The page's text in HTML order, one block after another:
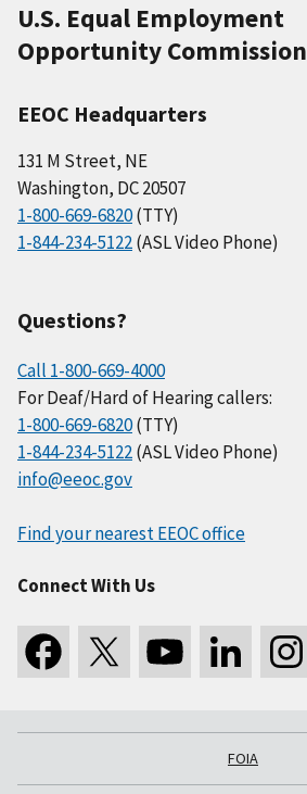
U.S. Equal Employment
Opportunity Commission
EEOC Headquarters
131 M Street, NE
Washington, DC 20507
1-800-669-6820(TTY)
1-844-234-5122(ASL Video Phone)
Questions?
Call 1-800-669-4000
For Deaf/Hard of Hearing callers:
1-800-669-6820(TTY)
1-844-234-5122(ASL Video Phone)
info@eeoc.gov
Find your nearest EEOC office
Connect With Us
FOIA